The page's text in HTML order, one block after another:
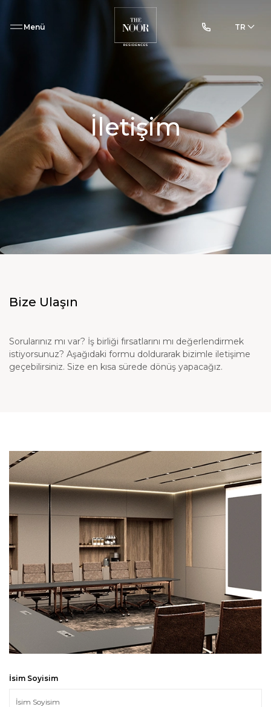
Menü TR
İletişim
Bize Ulaşın
Sorularınız mı var? İş birliği fırsatlarını mı değerlendirmek
istiyorsunuz? Aşağıdaki formu doldurarak bizimle iletişime
geçebilirsiniz. Size en kısa sürede dönüş yapacağız.
İsim Soyisim